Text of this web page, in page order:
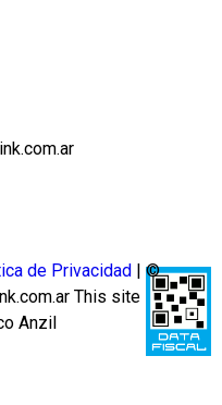
de Privacidad
| ©
This site
Anzil